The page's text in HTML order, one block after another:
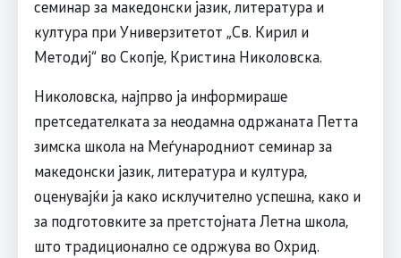
семинар за македонски јазик, литература и
култура при Универзитетот „Св. Кирил и
Методиј“ во Скопје, Кристина Николовска.
Николовска, најпрво ја информираше
претседателката за неодамна одржаната Петта
зимска школа на Меѓународниот семинар за
македонски јазик, литература и култура,
оценувајќи ја како исклучително успешна, како и
за подготовките за претстојната Летна школа,
што традиционално се одржува во Охрид.